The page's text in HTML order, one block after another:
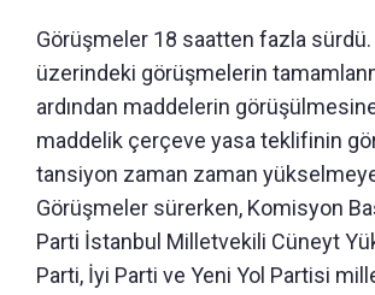
Görüşmeler 18 saatten fazla
üzerindeki görüşmelerin
ardından maddelerin
maddelik çerçeve yasa teklifinin
tansiyon zaman zaman
Görüşmeler sürerken, Komisyon
Parti İstanbul Milletvekili Cüneyt
Parti, İyi Parti ve Yeni Yol Partisi